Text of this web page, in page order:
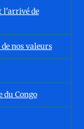
l'arrivé de
nos valeurs
du Congo